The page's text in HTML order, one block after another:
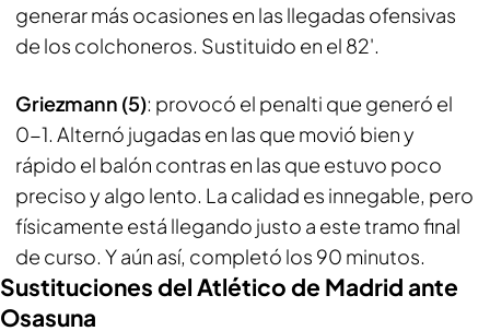
generar más ocasiones en las llegadas ofensivas
de los colchoneros. Sustituido en el 82'.
Griezmann (5): provocó el penalti que generó el
0-1. Alternó jugadas en las que movió bien y
rápido el balón contras en las que estuvo poco
preciso y algo lento. La calidad es innegable, pero
físicamente está llegando justo a este tramo final
de curso. Y aún así, completó los 90 minutos.
Sustituciones del Atlético de Madrid ante
Osasuna